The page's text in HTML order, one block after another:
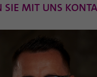
SIE MIT UNS